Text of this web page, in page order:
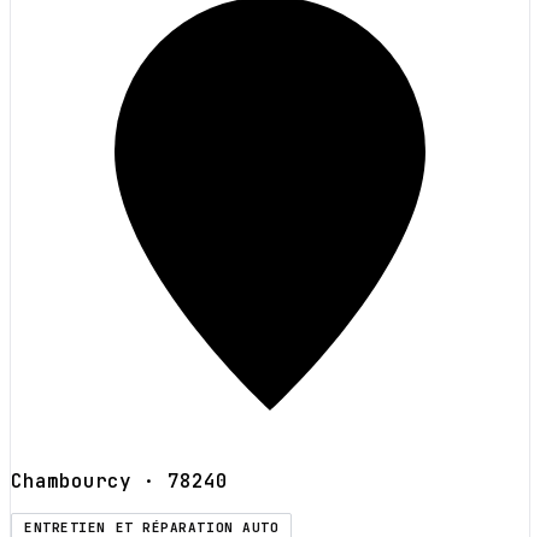
Chambourcy · 78240
ENTRETIEN ET RÉPARATION AUTO